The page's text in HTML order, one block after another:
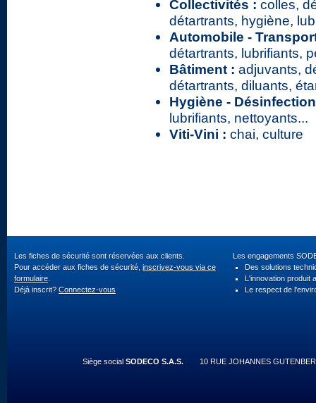
Collectivités : colles,
détartrants, hygiène,
Automobile -
détartrants, lubrifiants,
Bâtiment : adjuvants,
détartrants, diluants,
Hygiène -
lubrifiants, nettoyants...
Viti-Vini : chai, culture
Les fiches de sécurité sont réservées aux clients.
Pour accéder aux fiches de sécurité, inscrivez-vous via ce
formulaire
Déjà inscrit? Connectez-vous
Les engagements
Des solutions
L'innovation produit
Le respect de
Siège social SODECO S.A.S. 10 RUE JOHANNES